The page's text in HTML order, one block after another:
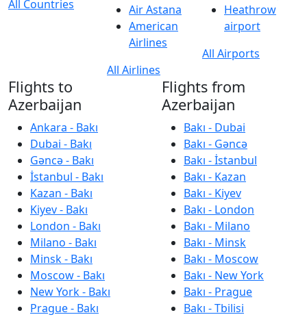
All Countries
Air Astana
American
Airlines
All Airlines
Heathrow
airport
All Airports
Flights to
Azerbaijan
Ankara - Bakı
Dubai - Bakı
Gəncə - Bakı
İstanbul - Bakı
Kazan - Bakı
Kiyev - Bakı
London - Bakı
Milano - Bakı
Minsk - Bakı
Moscow - Bakı
New York - Bakı
Prague - Bakı
Flights from
Azerbaijan
Bakı - Dubai
Bakı - Gəncə
Bakı - İstanbul
Bakı - Kazan
Bakı - Kiyev
Bakı - London
Bakı - Milano
Bakı - Minsk
Bakı - Moscow
Bakı - New York
Bakı - Prague
Bakı - Tbilisi